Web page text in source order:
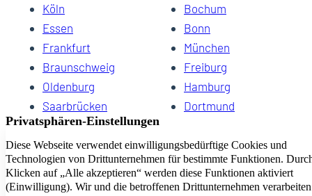
Köln
Bochum
Essen
Bonn
Frankfurt
München
Braunschweig
Freiburg
Oldenburg
Hamburg
Saarbrücken
Dortmund
Hannover
Dresden
Kiel
Wuppertal
Bremen